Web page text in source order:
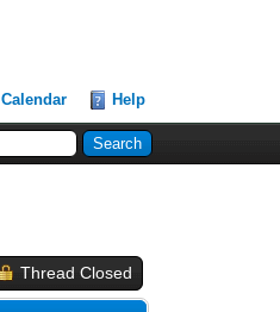
Calendar Help
Thread Closed